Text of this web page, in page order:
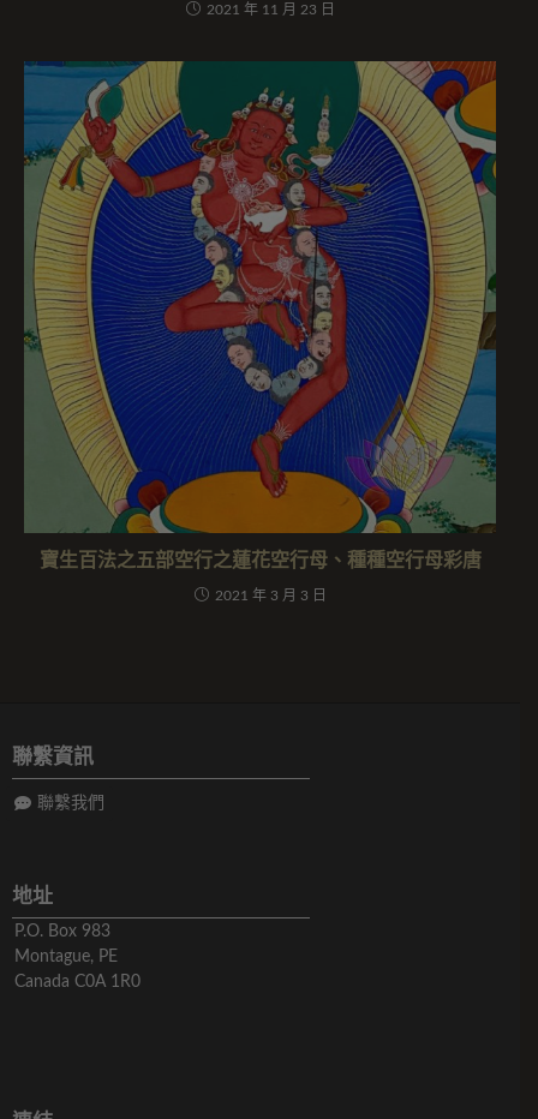
2021 年 11 月 23 日
寶生百法之五部空行之蓮花空行母、種種空行母彩唐
2021 年 3 月 3 日
聯繫資訊
聯繫我們
地址
P.O. Box 983
Montague, PE
Canada C0A 1R0